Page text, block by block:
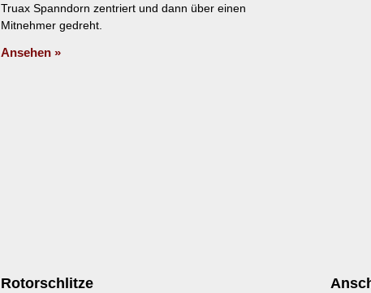
Truax Spanndorn zentriert und dann über einen
Mitnehmer gedreht.
Ansehen »
Rotorschlitze